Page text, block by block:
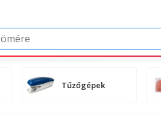
Tűzőgépek